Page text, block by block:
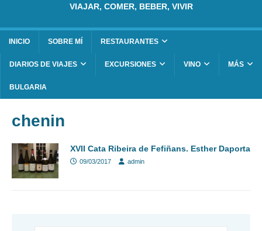
VIAJAR, COMER, BEBER, VIVIR
INICIO SOBRE MÍ RESTAURANTES
DIARIOS DE VIAJES EXCURSIONES VINO MÁS
BULGARIA
chenin
XVII Cata Ribeira de Fefiñans. Esther Daporta
09/03/2017 admin